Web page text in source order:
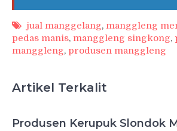
jual manggelang, manggleng
pedas manis, manggleng singkong,
manggleng, produsen manggleng
Artikel Terkalit
Produsen Kerupuk Slondok